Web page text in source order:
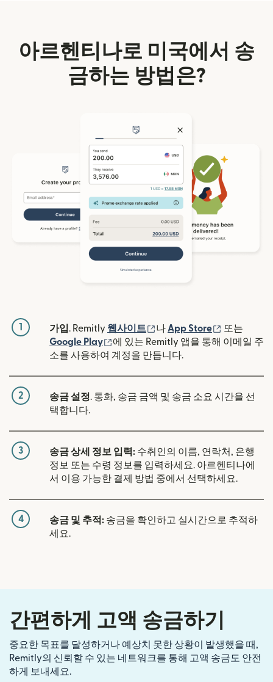
아르헨티나로 미국에서 송
금하는 방법은?
1 가입. Remitly 웹사이트 (새 창에서 열림)
나 App Store (새 창에서
또는
Google Play
(새 창에서 열림)
에 있는 Remitly 앱을 통해 이메일 주
소를 사용하여 계정을 만듭니다.
2 송금 설정. 통화, 송금 금액 및 송금 소요 시간을 선
택합니다.
3 송금 상세 정보 입력: 수취인의 이름, 연락처, 은행
정보 또는 수령 정보를 입력하세요. 아르헨티나에
서 이용 가능한 결제 방법 중에서 선택하세요.
4 송금 및 추적: 송금을 확인하고 실시간으로 추적하
세요.
간편하게 고액 송금하기
중요한 목표를 달성하거나 예상치 못한 상황이 발생했을 때,
Remitly의 신뢰할 수 있는 네트워크를 통해 고액 송금도 안전
하게 보내세요.